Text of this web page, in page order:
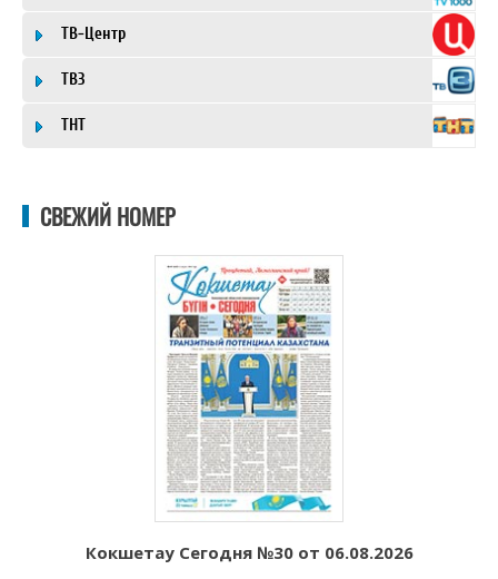
ТВ-Центр
ТВ3
ТНТ
СВЕЖИЙ НОМЕР
Кокшетау Сегодня №30 от 06.08.2026